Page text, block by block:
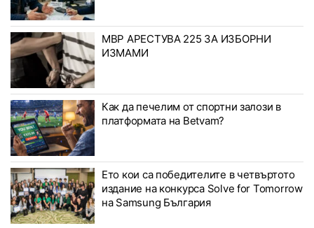
МВР АРЕСТУВА 225 ЗА ИЗБОРНИ
ИЗМАМИ
Как да печелим от спортни залози в
платформата на Betvam?
Ето кои са победителите в четвъртото
издание на конкурса Solve for Tomorrow
на Samsung България